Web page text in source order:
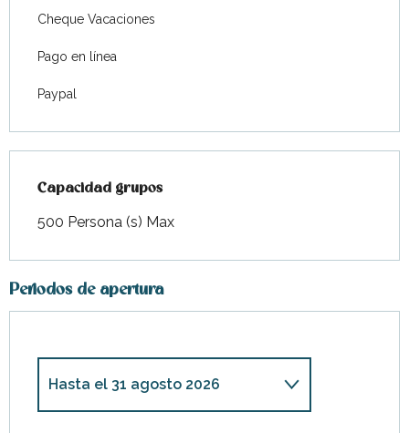
Cheque Vacaciones
Pago en línea
Paypal
Capacidad grupos
Capacidad grupos
500 Persona (s) Max
Periodos de apertura
Hasta el 31 agosto 2026